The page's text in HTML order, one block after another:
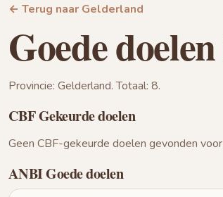
← Terug naar Gelderland
Goede
Provincie: Gelderland. Totaal: 8.
CBF Gekeurde doelen
Geen CBF-gekeurde doelen gevonden
ANBI Goede doelen